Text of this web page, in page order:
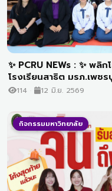
✨ PCRU NEWs : ✨ พลิ
โรงเรียนสาธิต มรภ.เพ
อธิการบดีนำทัพการันตีหลั
114 12 มิ.ย. 2569
กิจกรรมมหาวิทยาลัย